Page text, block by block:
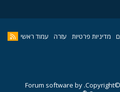
מדיניות פרטיות עזרה עמוד ראשי
Forum software by